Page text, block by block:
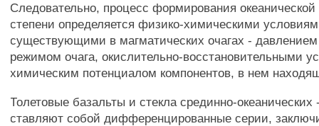
Следовательно, процесс формирования
степени определяется физико-химическими
существующими в магматических очагах -
режимом очага, окислительно-восстановительными
химическим потенциалом компонентов, в нем
Толетовые базальты и стекла срединно-океанических
ставляют собой дифференцированные серии,